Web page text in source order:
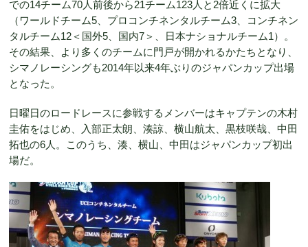
での14チーム70人前後から21チーム123人と2倍近くに拡大
（ワールドチーム5、プロコンチネンタルチーム3、コンチネン
タルチーム12＜国外5、国内7＞、日本ナショナルチーム1）。
その結果、より多くのチームに門戸が開かれるかたちとなり、
シマノレーシングも2014年以来4年ぶりのジャパンカップ出場
となった。
日曜日のロードレースに参戦するメンバーはキャプテンの木村
圭佑をはじめ、入部正太朗、湊諒、横山航太、黒枝咲哉、中田
拓也の6人。このうち、湊、横山、中田はジャパンカップ初出
場だ。